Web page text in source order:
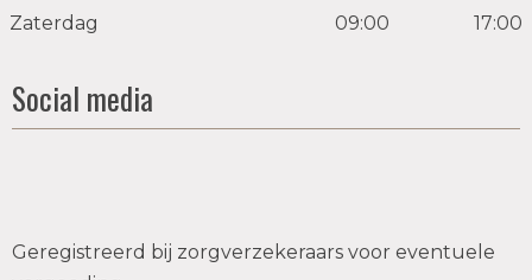
Zaterdag 09:00 17:00
Social media
Geregistreerd bij zorgverzekeraars voor eventuele